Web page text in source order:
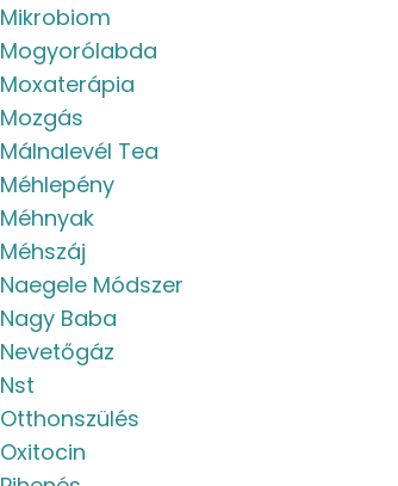
Mikrobiom
Mogyorólabda
Moxaterápia
Mozgás
Málnalevél Tea
Méhlepény
Méhnyak
Méhszáj
Naegele Módszer
Nagy Baba
Nevetőgáz
Nst
Otthonszülés
Oxitocin